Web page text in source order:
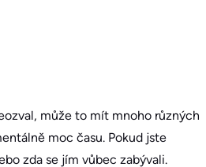
může to mít mnoho různých
moc času. Pokud jste
zda se jím vůbec zabývali.